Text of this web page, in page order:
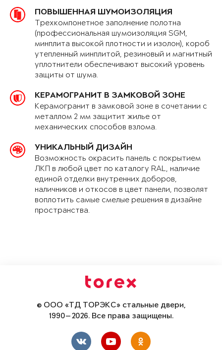
ПОВЫШЕННАЯ ШУМОИЗОЛЯЦИЯ
Трехкомпонетное заполнение полотна
(профессиональная шумоизоляция SGM,
минплита высокой плотности и изолон), короб
утепленный минплитой, резиновый и магнитный
уплотнители обеспечивают высокий уровень
защиты от шума.
КЕРАМОГРАНИТ В ЗАМКОВОЙ ЗОНЕ
Керамогранит в замковой зоне в сочетании с
металлом 2 мм защитит жилье от
механических способов взлома.
УНИКАЛЬНЫЙ ДИЗАЙН
Возможность окрасить панель с покрытием
ЛКП в любой цвет по каталогу RAL, наличие
единой отделки внутренних доборов,
наличников и откосов в цвет панели, позволят
воплотить самые смелые решения в дизайне
пространства.
© ООО «ТД ТОРЭКС» стальные двери,
1990—2026. Все права защищены.